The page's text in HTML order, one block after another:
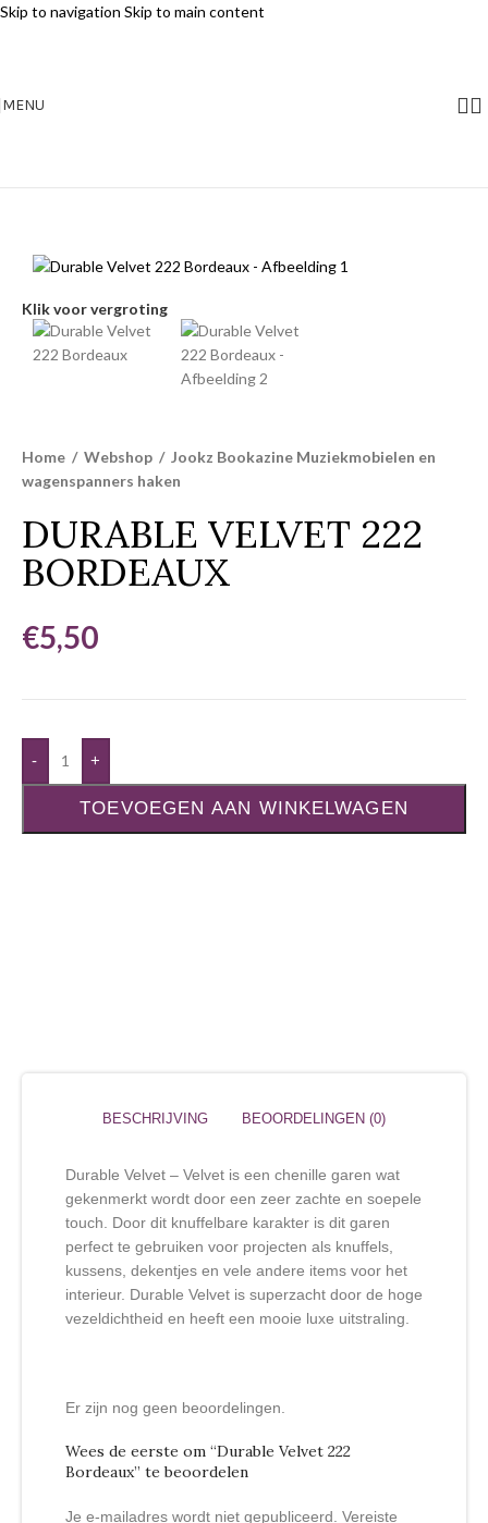
Skip to navigation Skip to main content
MENU
Klik voor vergroting
Home / Webshop / Jookz Bookazine Muziekmobielen en
wagenspanners haken
DURABLE VELVET 222
BORDEAUX
€5,50
- +
TOEVOEGEN AAN WINKELWAGEN
BESCHRIJVING BEOORDELINGEN (0)
Durable Velvet – Velvet is een chenille garen wat
gekenmerkt wordt door een zeer zachte en soepele
touch. Door dit knuffelbare karakter is dit garen
perfect te gebruiken voor projecten als knuffels,
kussens, dekentjes en vele andere items voor het
interieur. Durable Velvet is superzacht door de hoge
vezeldichtheid en heeft een mooie luxe uitstraling.
Er zijn nog geen beoordelingen.
Wees de eerste om “Durable Velvet 222
Bordeaux” te beoordelen
Je e-mailadres wordt niet gepubliceerd. Vereiste